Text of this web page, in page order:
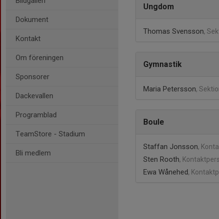
Dokument
Kontakt
Om föreningen
Sponsorer
Dackevallen
Programblad
TeamStore - Stadium
Bli medlem
Ungdom
Thomas Svensson,
Gymnastik
Maria Petersson,
Boule
Staffan Jonsson,
Sten Rooth,
Ewa Wånehed,